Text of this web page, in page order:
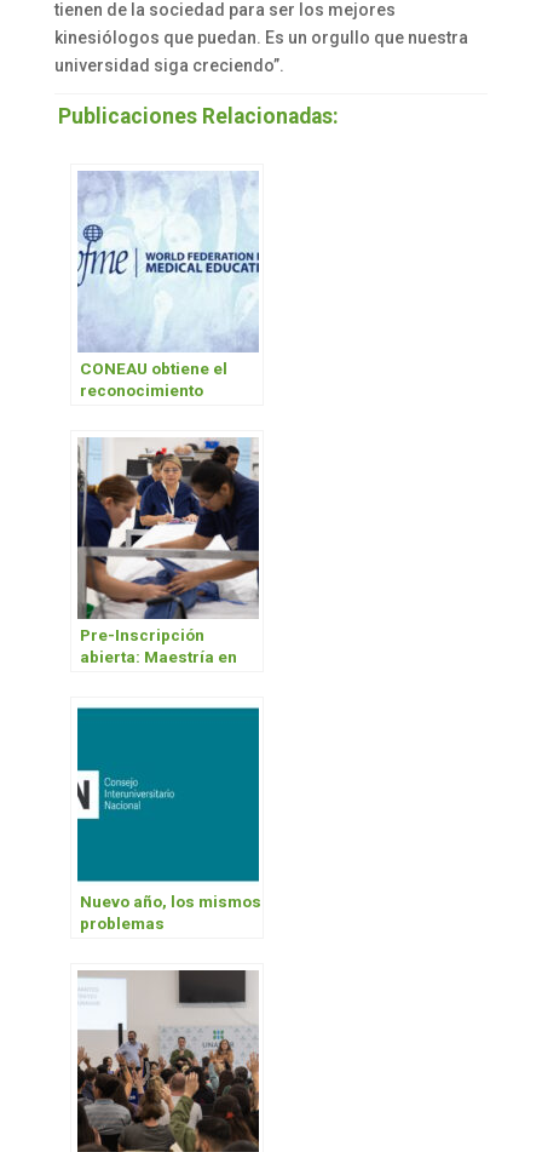
tienen de la sociedad para ser los mejores
kinesiólogos que puedan. Es un orgullo que nuestra
universidad siga creciendo”.
Publicaciones Relacionadas:
CONEAU obtiene el
reconocimiento
World Federation for
Medical Education
(WFME)
Pre-Inscripción
abierta: Maestría en
Nuevo año, los mismos
problemas